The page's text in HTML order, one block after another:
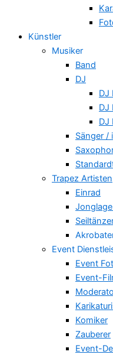
Künstler
Musiker
Band
DJ
DJ
DJ
DJ
Sänger /
Trapez Artisten
Einrad
Event
Event
Event-
Komiker
Zauberer
Event-